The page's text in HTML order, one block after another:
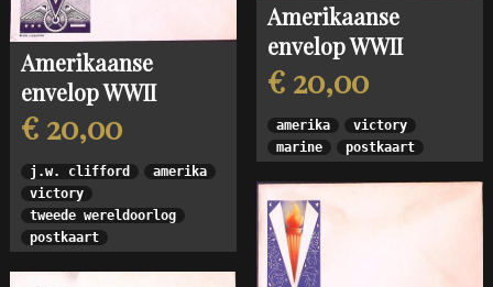
Amerikaanse
envelop WWII
€ 20,00
amerika
victory
marine
postkaart
Amerikaanse
envelop WWII
€ 20,00
j.w. clifford
amerika
victory
tweede wereldoorlog
postkaart